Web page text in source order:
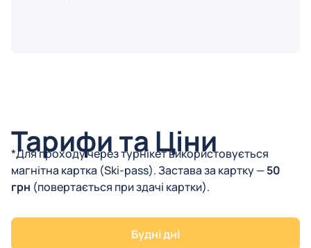
Тарифи та Ціни
*Для проходу через турнікет використовується
магнітна картка (Ski-pass). Застава за картку —50
грн (повертається при здачі картки).
Будні дні